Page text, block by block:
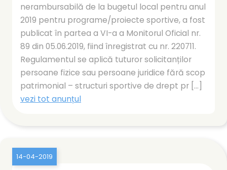
nerambursabilă de la bugetul local pentru anul
2019 pentru programe/proiecte sportive, a fost
publicat în partea a VI-a a Monitorul Oficial nr.
89 din 05.06.2019, fiind înregistrat cu nr. 220711.
Regulamentul se aplică tuturor solicitanților
persoane fizice sau persoane juridice fără scop
patrimonial – structuri sportive de drept pr [...]
vezi tot anunțul
14-04-2019